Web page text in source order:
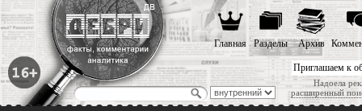
Приглашаем к
Надоела
расширенный
Главная Разделы Архив